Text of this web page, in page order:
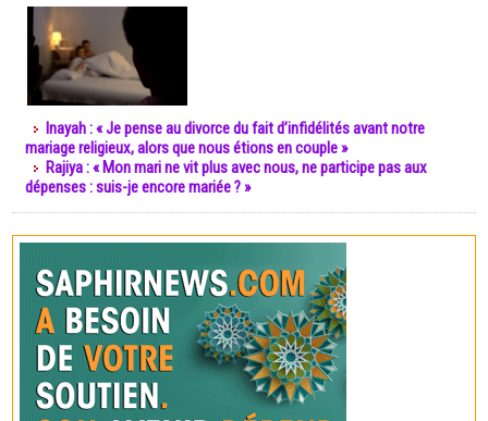
Inayah : « Je pense au divorce du fait d’infidélités avant notre
mariage religieux, alors que nous étions en couple »
Rajiya : « Mon mari ne vit plus avec nous, ne participe pas aux
dépenses : suis-je encore mariée ? »